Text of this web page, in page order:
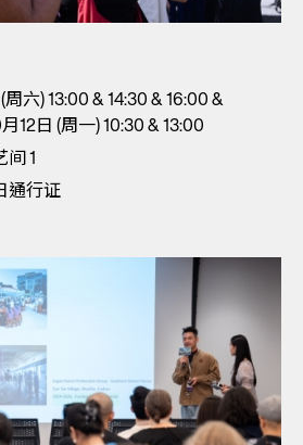
六) 13:00 & 14:30 & 16:00 &
12日 (周一) 10:30 & 13:00
1
通行证